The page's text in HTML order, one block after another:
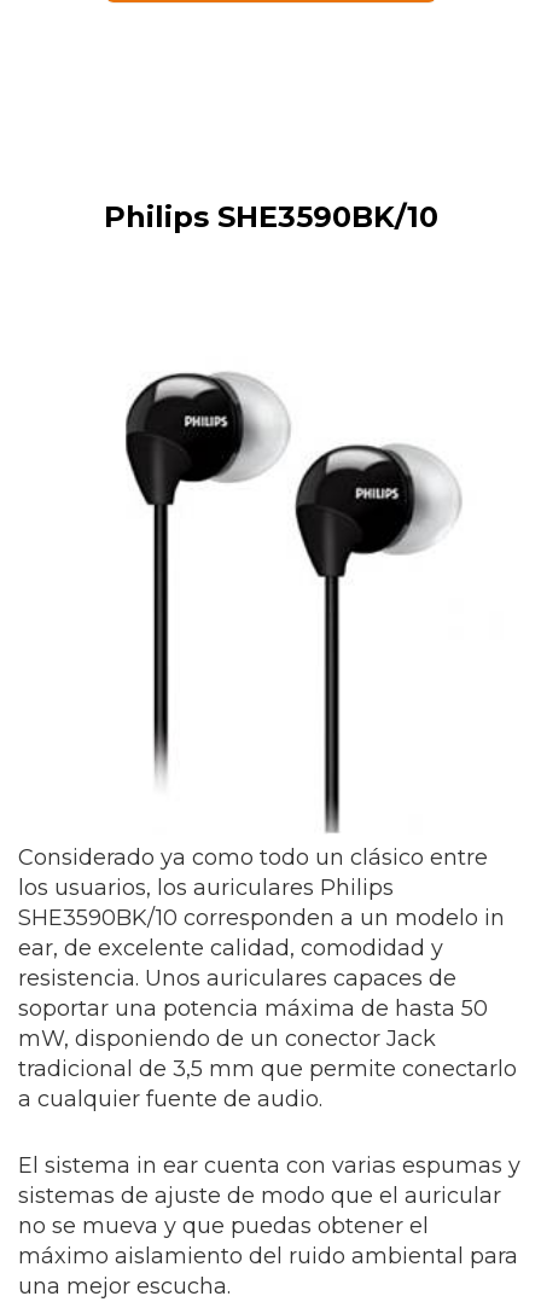
Philips SHE3590BK/10
Considerado ya como todo un clásico entre
los usuarios, los auriculares Philips
SHE3590BK/10 corresponden a un modelo in
ear, de excelente calidad, comodidad y
resistencia. Unos auriculares capaces de
soportar una potencia máxima de hasta 50
mW, disponiendo de un conector Jack
tradicional de 3,5 mm que permite conectarlo
a cualquier fuente de audio.
El sistema in ear cuenta con varias espumas y
sistemas de ajuste de modo que el auricular
no se mueva y que puedas obtener el
máximo aislamiento del ruido ambiental para
una mejor escucha.